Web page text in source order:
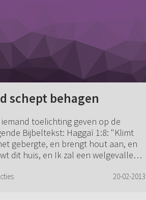
schept behagen
iemand toelichting geven op de
Bijbeltekst: Haggaï 1:8: "Klimt
gebergte, en brengt hout aan, en
dit huis, en Ik zal een welgevallen
20-02-2013